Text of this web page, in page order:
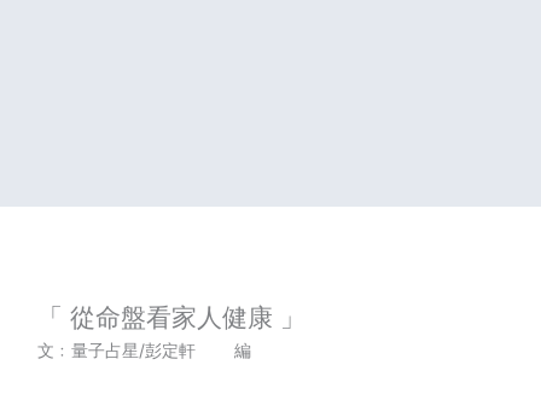
「 從命盤看家人健康 」
文﹕量子占星/彭定軒 編